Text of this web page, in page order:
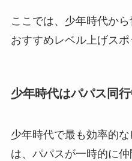
ここでは、少年時代か
おすすめレベル上げスポ
少年時代はパパス同
少年時代で最も効率的
は、パパスが一時的に仲